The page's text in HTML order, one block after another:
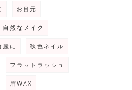
お目元
自然なメイク
麗に 秋色ネイル
フラットラッシュ
眉WAX